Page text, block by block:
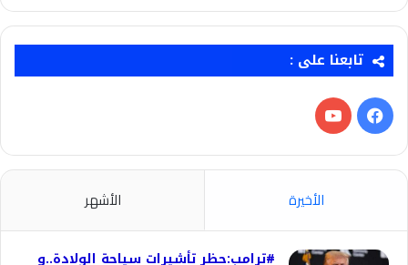
تابعنا على :
فيسبوك‫YouTube
الأخيرة الأشهر
#ترامب:حظر تأشيرات سياحة الولادة..و